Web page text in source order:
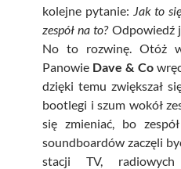
kolejne pytanie: Jak to
zespół na to?Odpowiedź
No to rozwinę. Otóż
Panowie Dave & Co
dzięki temu zwiększał
bootlegi i szum wokół
się zmieniać, bo
soundboardów zaczęli
stacji TV,